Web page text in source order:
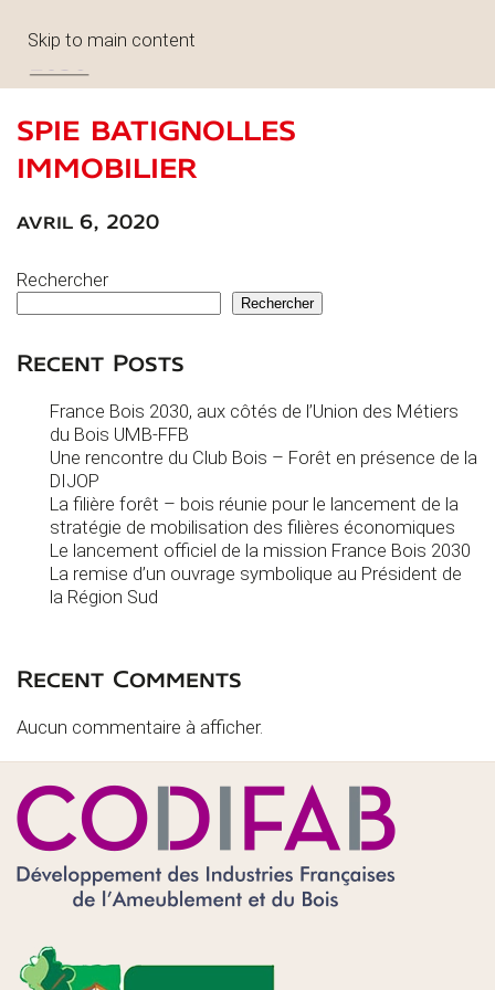
Skip to main content
spie batignolles
immobilier
avril 6, 2020
Rechercher
Rechercher
Recent Posts
France Bois 2030, aux côtés de l’Union des Métiers
du Bois UMB-FFB
Une rencontre du Club Bois – Forêt en présence de la
DIJOP
La filière forêt – bois réunie pour le lancement de la
stratégie de mobilisation des filières économiques
Le lancement officiel de la mission France Bois 2030
La remise d’un ouvrage symbolique au Président de
la Région Sud
Recent Comments
Aucun commentaire à afficher.